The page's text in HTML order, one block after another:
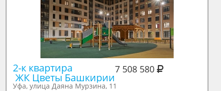
2-к квартира
ЖК Цветы Башкирии
7 508 580
Уфа, улица Даяна Мурзина, 11